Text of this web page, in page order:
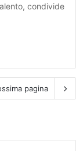
condivide
pagina